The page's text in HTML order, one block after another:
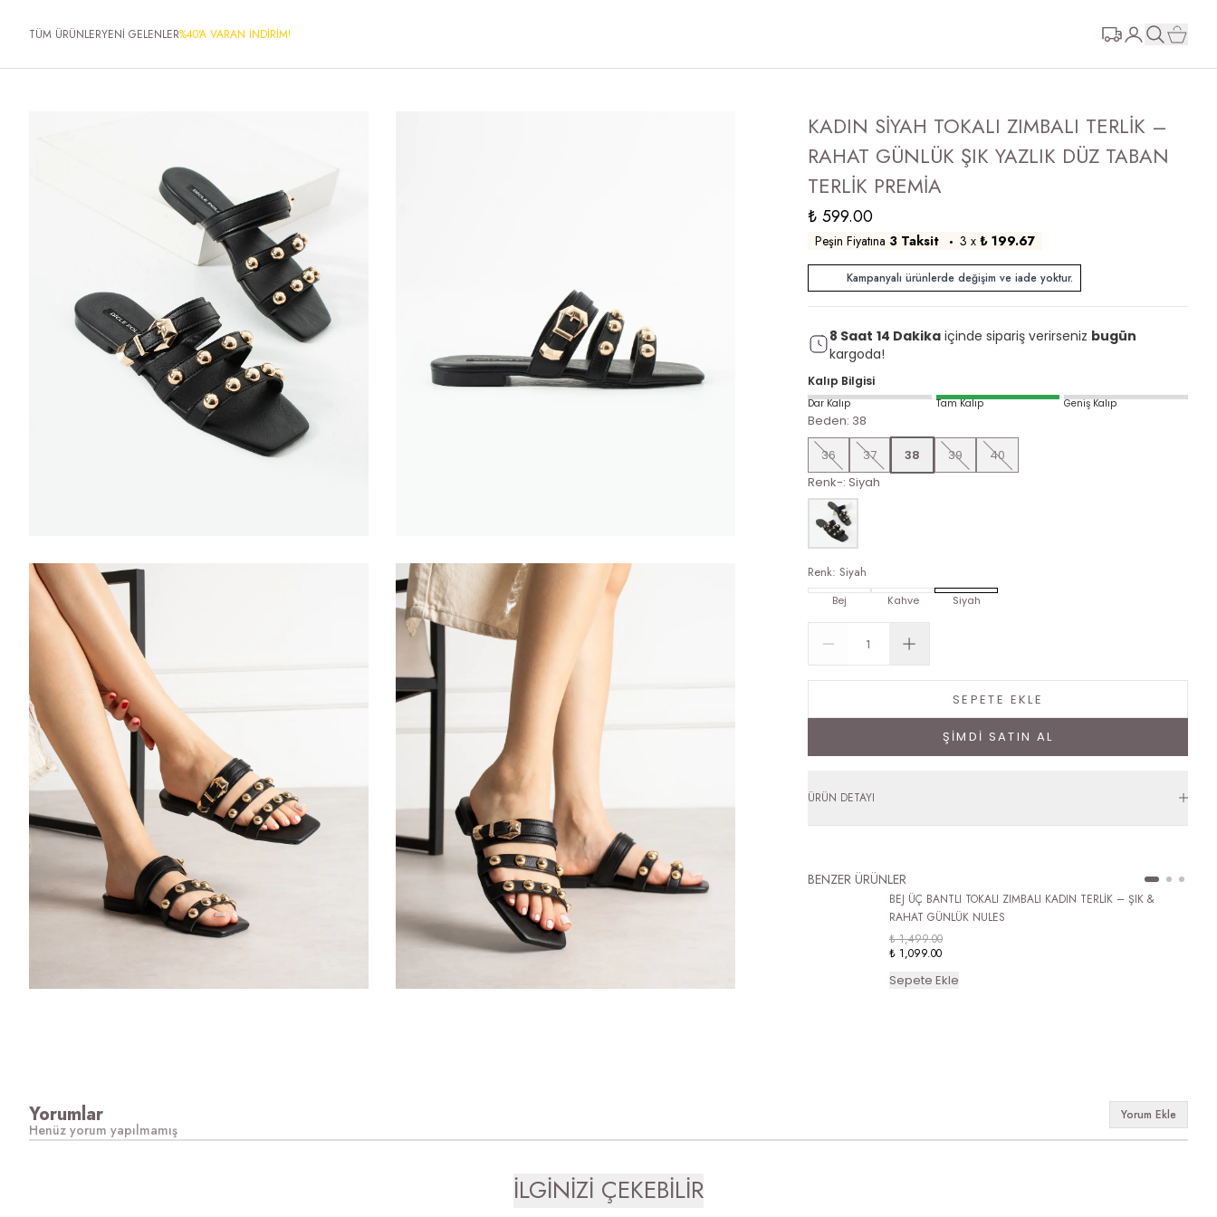
TÜM ÜRÜNLERYENİ GELENLER%40'A VARAN İNDİRİM!
KADIN SİYAH TOKALI ZIMBALI TERLİK –
RAHAT GÜNLÜK ŞIK YAZLIK DÜZ TABAN
TERLİK PREMİA
₺ 599.00
Peşin Fiyatına 3 Taksit 3 x ₺ 199.67
Kampanyalı ürünlerde değişim ve iade yoktur.
8 Saat 14 Dakika içinde sipariş verirseniz bugün
kargoda!
Kalıp Bilgisi
Dar Kalıp Tam Kalıp Geniş Kalıp
Beden: 38
36
37 38 39
40
Renk-: Siyah
Renk: Siyah
Bej Kahve Siyah
SEPETE EKLE
ŞİMDİ SATIN AL
ÜRÜN DETAYI
BENZER ÜRÜNLER
BEJ ÜÇ BANTLI TOKALI ZIMBALI KADIN TERLİK – ŞIK &
RAHAT GÜNLÜK NULES
₺ 1,499.00
₺ 1,099.00
Sepete Ekle
Yorumlar Yorum Ekle
Henüz yorum yapılmamış
İLGİNİZİ ÇEKEBİLİR